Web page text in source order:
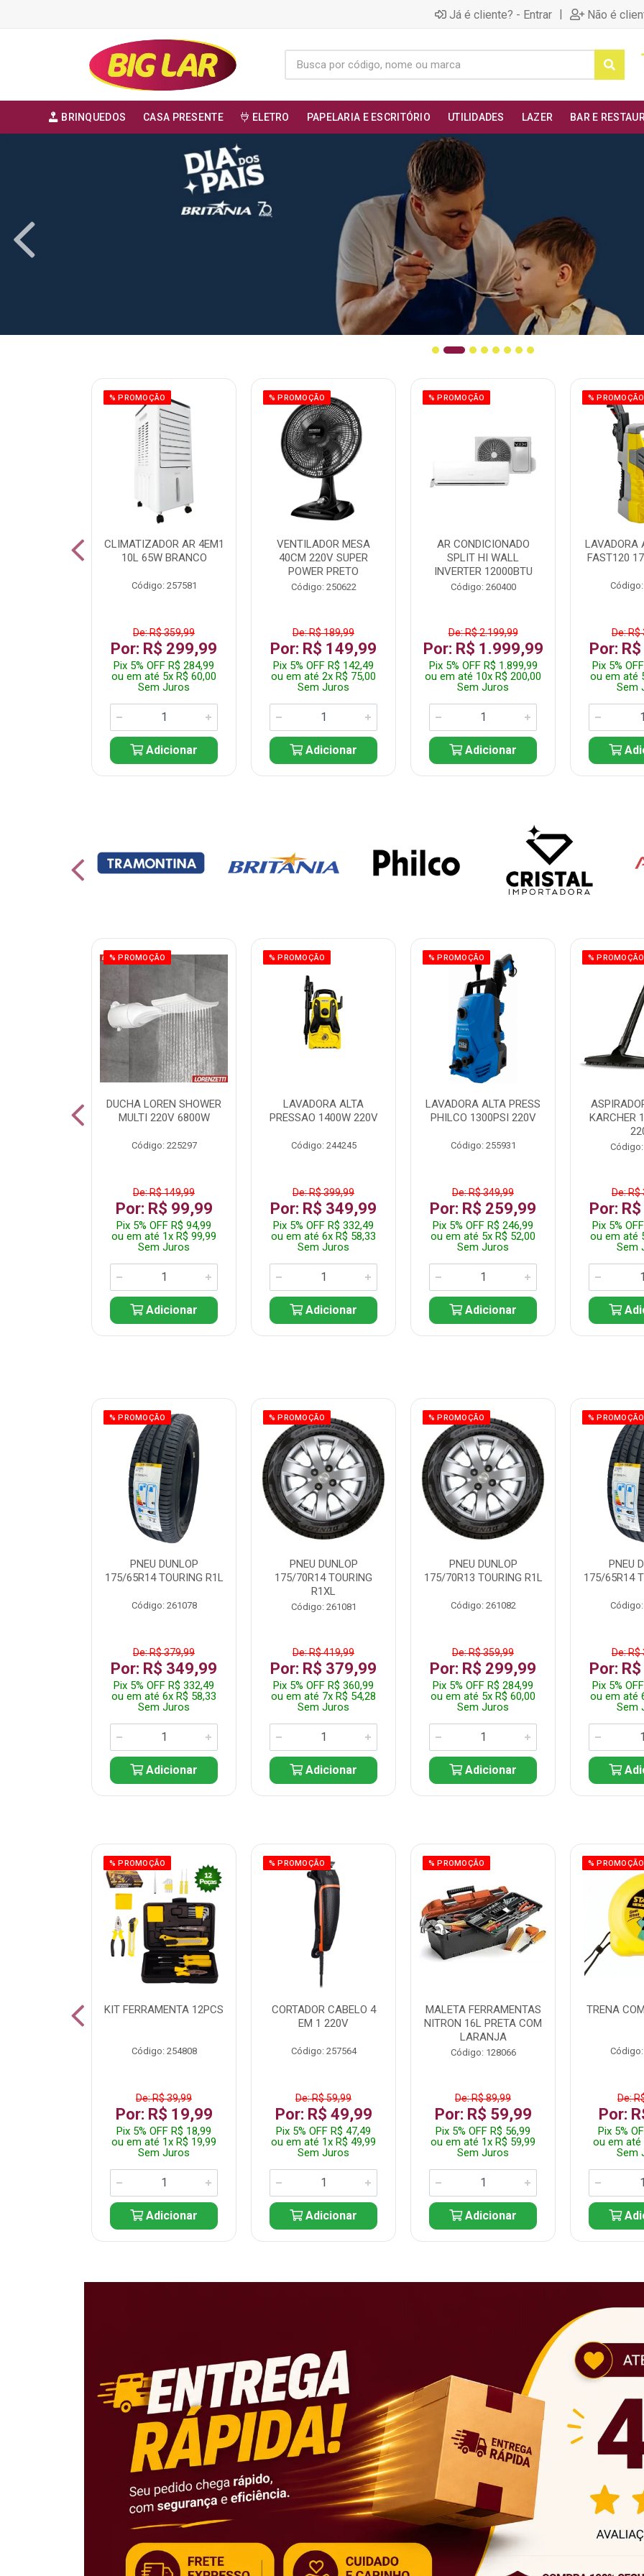
Já é cliente? - Entrar | Não é
BRINQUEDOS CASA PRESENTE ELETRO PAPELARIA E ESCRITÓRIO UTILIDADES LAZER BAR E
% PROMOÇÃO
CLIMATIZADOR AR 4EM1
10L 65W BRANCO
Código: 257581
De: R$ 359,99
Por: R$ 299,99
Pix 5% OFF R$ 284,99
ou em até 5x R$ 60,00
Sem Juros
Adicionar
% PROMOÇÃO
VENTILADOR MESA
40CM 220V SUPER
POWER PRETO
Código: 250622
De: R$ 189,99
Por: R$ 149,99
Pix 5% OFF R$ 142,49
ou em até 2x R$ 75,00
Sem Juros
Adicionar
% PROMOÇÃO
AR CONDICIONADO
SPLIT HI WALL
INVERTER 12000BTU
Código: 260400
De: R$ 2.199,99
Por: R$ 1.999,99
Pix 5% OFF R$ 1.899,99
ou em até 10x R$ 200,00
Sem Juros
Adicionar
% PROMOÇÃO
LAVADORA
FAST120
De: R$
Por:
Pix 5%
ou em até
Sem
% PROMOÇÃO
DUCHA LOREN SHOWER
MULTI 220V 6800W
Código: 225297
De: R$ 149,99
Por: R$ 99,99
Pix 5% OFF R$ 94,99
ou em até 1x R$ 99,99
Sem Juros
Adicionar
% PROMOÇÃO
LAVADORA ALTA
PRESSAO 1400W 220V
Código: 244245
De: R$ 399,99
Por: R$ 349,99
Pix 5% OFF R$ 332,49
ou em até 6x R$ 58,33
Sem Juros
Adicionar
% PROMOÇÃO
LAVADORA ALTA PRESS
PHILCO 1300PSI 220V
Código: 255931
De: R$ 349,99
Por: R$ 259,99
Pix 5% OFF R$ 246,99
ou em até 5x R$ 52,00
Sem Juros
Adicionar
% PROMOÇÃO
KARCHER
De: R$
Por:
Pix 5%
ou em até
Sem
% PROMOÇÃO
PNEU DUNLOP
175/65R14 TOURING R1L
Código: 261078
De: R$ 379,99
Por: R$ 349,99
Pix 5% OFF R$ 332,49
ou em até 6x R$ 58,33
Sem Juros
Adicionar
% PROMOÇÃO
PNEU DUNLOP
175/70R14 TOURING
R1XL
Código: 261081
De: R$ 419,99
Por: R$ 379,99
Pix 5% OFF R$ 360,99
ou em até 7x R$ 54,28
Sem Juros
Adicionar
% PROMOÇÃO
PNEU DUNLOP
175/70R13 TOURING R1L
Código: 261082
De: R$ 359,99
Por: R$ 299,99
Pix 5% OFF R$ 284,99
ou em até 5x R$ 60,00
Sem Juros
Adicionar
% PROMOÇÃO
PNEU
175/65R14
De: R$
Por:
Pix 5%
ou em até
Sem
% PROMOÇÃO
KIT FERRAMENTA 12PCS
Código: 254808
De: R$ 39,99
Por: R$ 19,99
Pix 5% OFF R$ 18,99
ou em até 1x R$ 19,99
Sem Juros
Adicionar
% PROMOÇÃO
CORTADOR CABELO 4
EM 1 220V
Código: 257564
De: R$ 59,99
Por: R$ 49,99
Pix 5% OFF R$ 47,49
ou em até 1x R$ 49,99
Sem Juros
Adicionar
% PROMOÇÃO
MALETA FERRAMENTAS
NITRON 16L PRETA COM
LARANJA
Código: 128066
De: R$ 89,99
Por: R$ 59,99
Pix 5% OFF R$ 56,99
ou em até 1x R$ 59,99
Sem Juros
Adicionar
% PROMOÇÃO
TRENA
De:
Por:
Pix 5%
ou em até
Sem